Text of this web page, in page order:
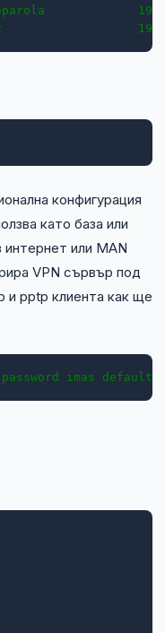
конфигурация
като база или
или MAN
VPN сървър под
и pptp клиента как ще
imas